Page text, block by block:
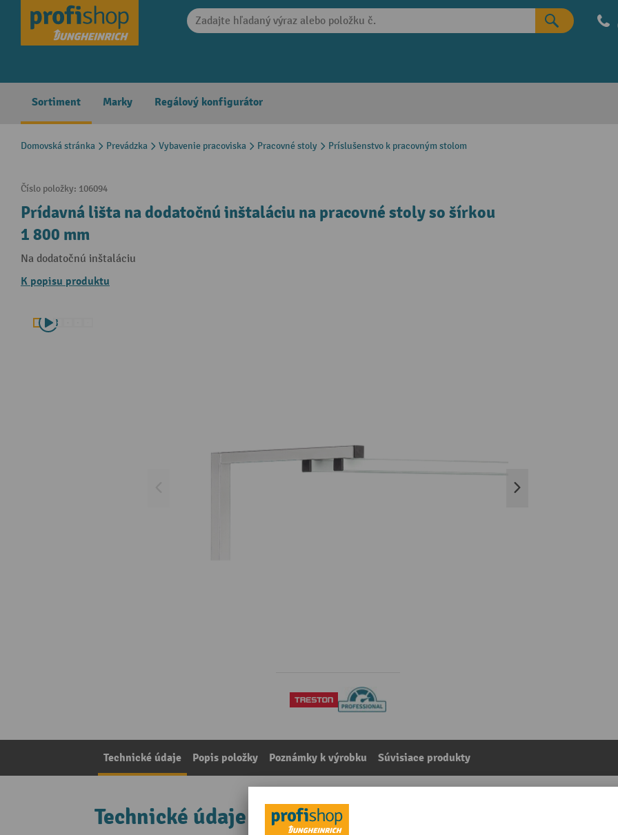
Skip to main navigation
Sortiment Marky Regálový konfigurátor
Domovská stránka Prevádzka Vybavenie pracoviska Pracovné stoly Príslušenstvo k pracovným stolom
Číslo položky: 106094
Prídavná lišta na dodatočnú inštaláciu na pracovné stoly so šírkou
1 800 mm
Na dodatočnú inštaláciu
K popisu produktu
Technické údaje Popis položky Poznámky k výrobku Súvisiace produkty
Technické údaje